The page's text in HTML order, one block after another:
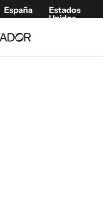
España
Estados
Unidos